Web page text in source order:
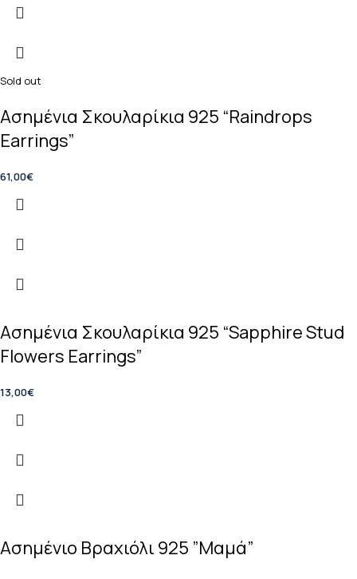
Sold out
Ασημένια Σκουλαρίκια 925 “Raindrops
Earrings”
61,00€
Ασημένια Σκουλαρίκια 925 “Sapphire Stud
Flowers Earrings”
13,00€
Ασημένιο Βραχιόλι 925 ”Μαμά”